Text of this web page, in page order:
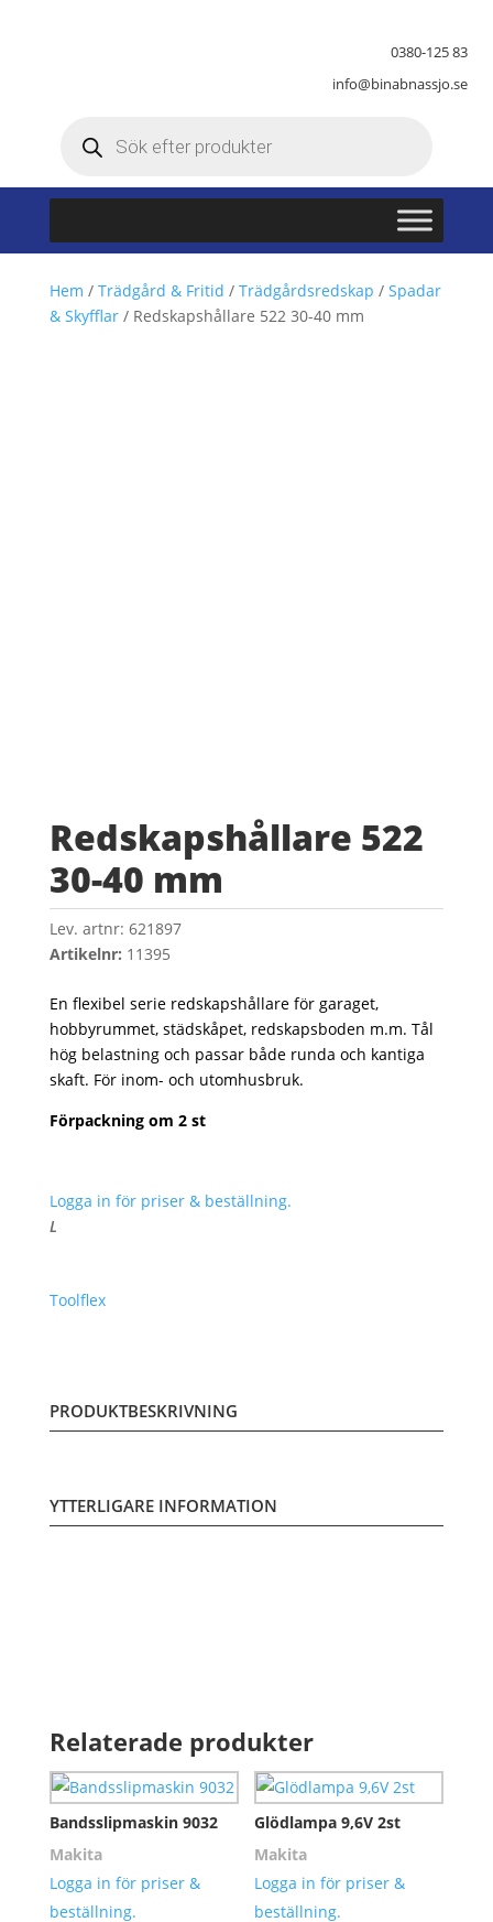
0380-125 83
info@binabnassjo.se
Hem / Trädgård & Fritid / Trädgårdsredskap / Spadar
& Skyfflar/ Redskapshållare 522 30-40 mm
Redskapshållare 522
30-40 mm
Lev. artnr: 621897
Artikelnr: 11395
En flexibel serie redskapshållare för garaget,
hobbyrummet, städskåpet, redskapsboden m.m. Tål
hög belastning och passar både runda och kantiga
skaft. För inom- och utomhusbruk.
Förpackning om 2 st
Logga in för priser & beställning.
L
Toolflex
PRODUKTBESKRIVNING
YTTERLIGARE INFORMATION
Relaterade produkter
Bandsslipmaskin 9032
Makita
Logga in för priser &
beställning.
Glödlampa 9,6V 2st
Makita
Logga in för priser &
beställning.